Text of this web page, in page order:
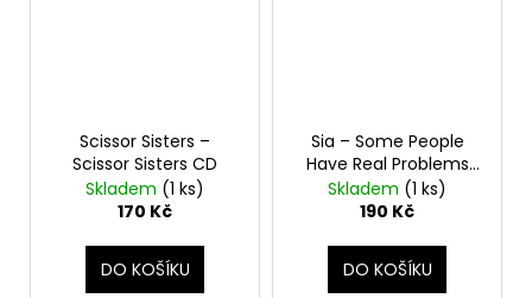
Scissor Sisters –
Scissor Sisters CD
Skladem (1 ks)
170 Kč
DO KOŠÍKU
Sia – Some People
Have Real Problems
CD
Skladem (1 ks)
190 Kč
DO KOŠÍKU